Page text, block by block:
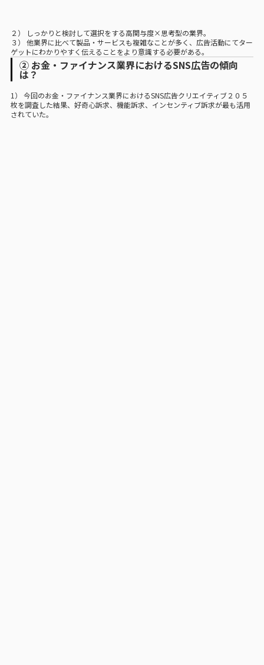
２） しっかりと検討して選択をする高関与度×思考型の業界。
３） 他業界に比べて製品・サービスも複雑なことが多く、広告活動にてター
ゲットにわかりやすく伝えることをより意識する必要がある。
② お金・ファイナンス業界におけるSNS広告の傾向
は？
1） 今回のお金・ファイナンス業界におけるSNS広告クリエイティブ２０５
枚を調査した結果、好奇心訴求、機能訴求、インセンティブ訴求が最も活用
されていた。